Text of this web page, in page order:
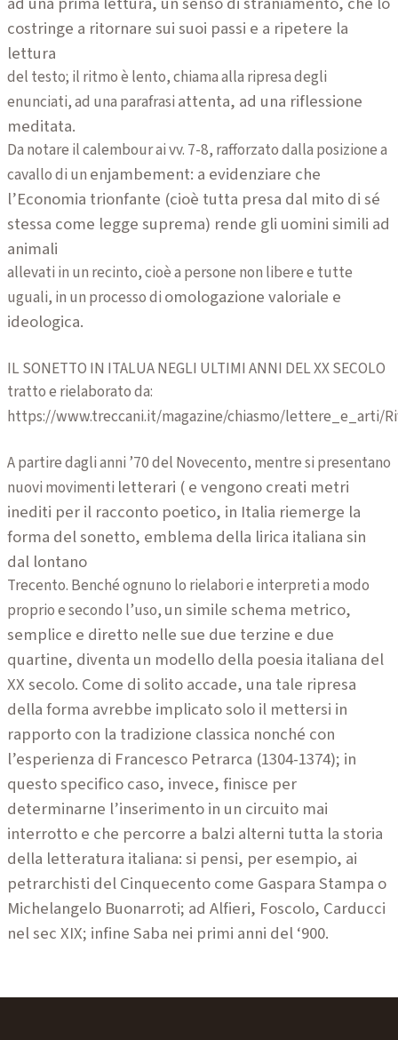
costringe a ritornare sui suoi passi e a ripetere la
lettura
del testo; il ritmo è lento, chiama alla ripresa degli
enunciati, ad una parafrasi attenta, ad una riflessione
meditata.
Da notare il calembour ai vv. 7-8, rafforzato dalla posizione a
cavallo di un enjambement: a evidenziare che
l’Economia trionfante (cioè tutta presa dal mito di sé
stessa come legge suprema) rende gli uomini simili ad
animali
allevati in un recinto, cioè a persone non libere e tutte
uguali, in un processo di omologazione valoriale e
ideologica.
IL SONETTO IN ITALUA NEGLI ULTIMI ANNI DEL XX SECOLO
tratto e rielaborato da:
https://www.treccani.it/magazine/chiasmo/lettere_e_arti/
A partire dagli anni ’70 del Novecento, mentre si presentano
nuovi movimenti letterari ( e vengono creati metri
inediti per il racconto poetico, in Italia riemerge la
forma del sonetto, emblema della lirica italiana sin
dal lontano
Trecento. Benché ognuno lo rielabori e interpreti a modo
proprio e secondo l’uso, un simile schema metrico,
semplice e diretto nelle sue due terzine e due
quartine, diventa un modello della poesia italiana del
XX secolo. Come di solitoaccade, una tale ripresa
della forma avrebbe implicato solo il mettersi in
rapporto con la tradizione classica nonché con
l’esperienza di Francesco Petrarca (1304-1374); in
questo specifico caso, invece, finisce per
determinarne l’inserimento in un circuito mai
interrotto e che percorre a balzi alterni tutta lastoria
della letteratura italiana: si pensi, per esempio, ai
petrarchisti delCinquecento come Gaspara Stampa o
Michelangelo Buonarroti; ad Alfieri, Foscolo, Carducci
nel sec XIX; infine Saba nei primi anni del ‘900.